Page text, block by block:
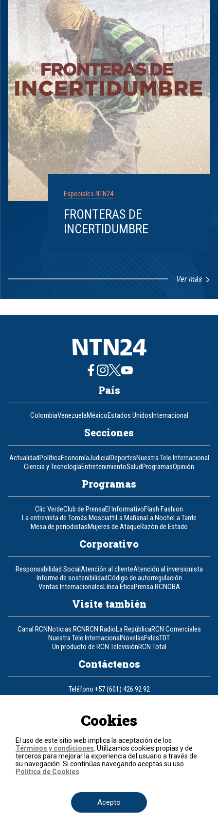
Especiales NTN24
FRONTERAS DE
INCERTIDUMBRE
Ver más
1
8
País
ColombiaVenezuelaMéxicoEstados UnidosInternacional
Secciones
ActualidadPolíticaEconomíaJudicialDeportesNuestra Tele Internacional
Ciencia y TecnologíaEntretenimientoSaludProgramasOpinión
Programas
Clic VerdeClub de PrensaEl InformativoFlash Fashion
La entrevista de Tomás MosciattiLa MañanaLa NocheLa Tarde
Mesa de periodistasMujeres de AtaqueRazón de Estado
Corporativo
Responsabilidad SocialAtención al clienteAtención al inversionista
Informe de sostenibilidadCódigo de autorregulación
Ventas InternacionalesLínea ÉticaPrensa RCNOBA
Visite también
Canal RCNNoticias RCNRCN RadioLa RepúblicaRCN Comerciales
Nuestra Tele InternacionalNovelasFidesTDT
Un producto de RCN TelevisiónRCN Total
Contáctenos
Teléfono +57 (601) 426 92 92
Política de datos personales
Política de cookies
© 2026, RCN Medios.
Todos los derechos reservados.
Organización Ardila Lülle - www.oal.com.co
Cookies
El uso de este sitio web implica la aceptación de los
Términos y condiciones . Utilizamos cookies propias y de
terceros para mejorar la experiencia del usuario a través de
su navegación. Si continúas navegando aceptas su uso.
Política de Cookies
Acepto